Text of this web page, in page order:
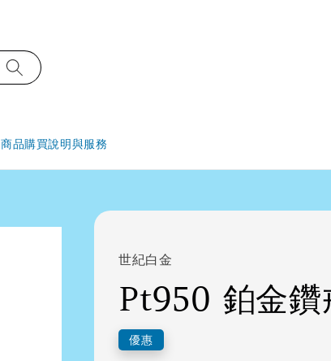
商品購買說明與服務
世紀白金
Pt950 鉑金鑽
優惠